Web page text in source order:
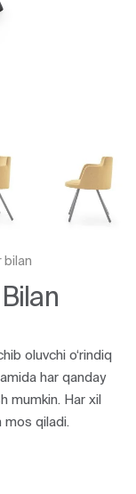
bilan
oluvchi o‘rindiq
har qanday
mumkin. Har xil
mos qiladi.